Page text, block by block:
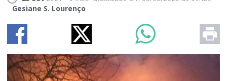
Gesiane S. Lourenço